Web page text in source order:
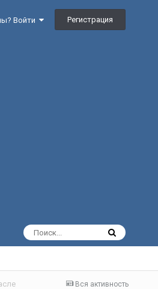
Войти Регистрация
Вся активность